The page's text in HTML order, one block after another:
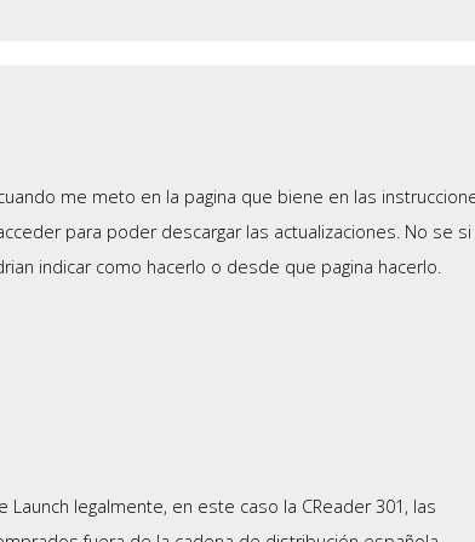
me meto en la pagina que biene en las
para poder descargar las actualizaciones. No se si
indicar como hacerlo o desde que pagina hacerlo.
legalmente, en este caso la CReader 301, las